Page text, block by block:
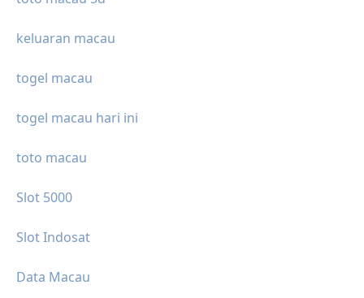
keluaran macau
togel macau
togel macau hari ini
toto macau
Slot 5000
Slot Indosat
Data Macau